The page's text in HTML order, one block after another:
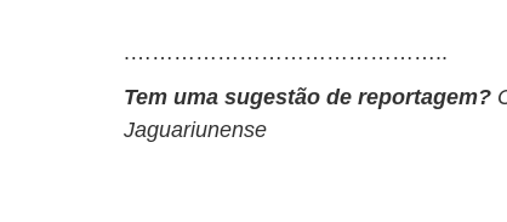
.……………………………………..
Tem uma sugestão de reportagem?
Jaguariunense